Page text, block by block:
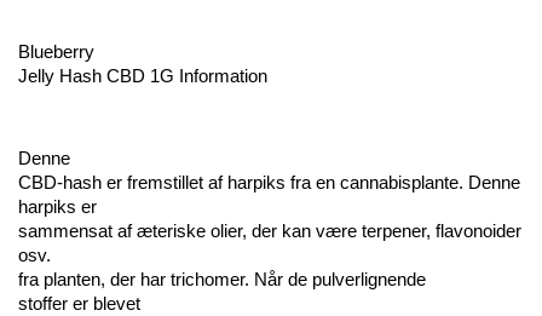
Blueberry
Jelly Hash CBD 1G Information
Denne
CBD-hash er fremstillet af harpiks fra en cannabisplante. Denne
harpiks er
sammensat af æteriske olier, der kan være terpener, flavonoider
osv.
fra planten, der har trichomer. Når de pulverlignende
stoffer er blevet